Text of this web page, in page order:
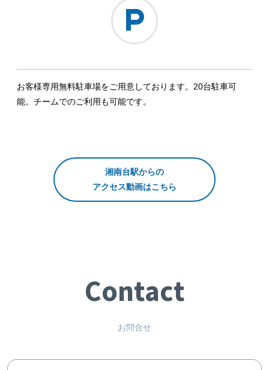
お客様専用無料駐車場をご用意しております。20台駐車可
能。チームでのご利用も可能です。
湘南台駅からの
アクセス動画はこちら
Contact
お問合せ